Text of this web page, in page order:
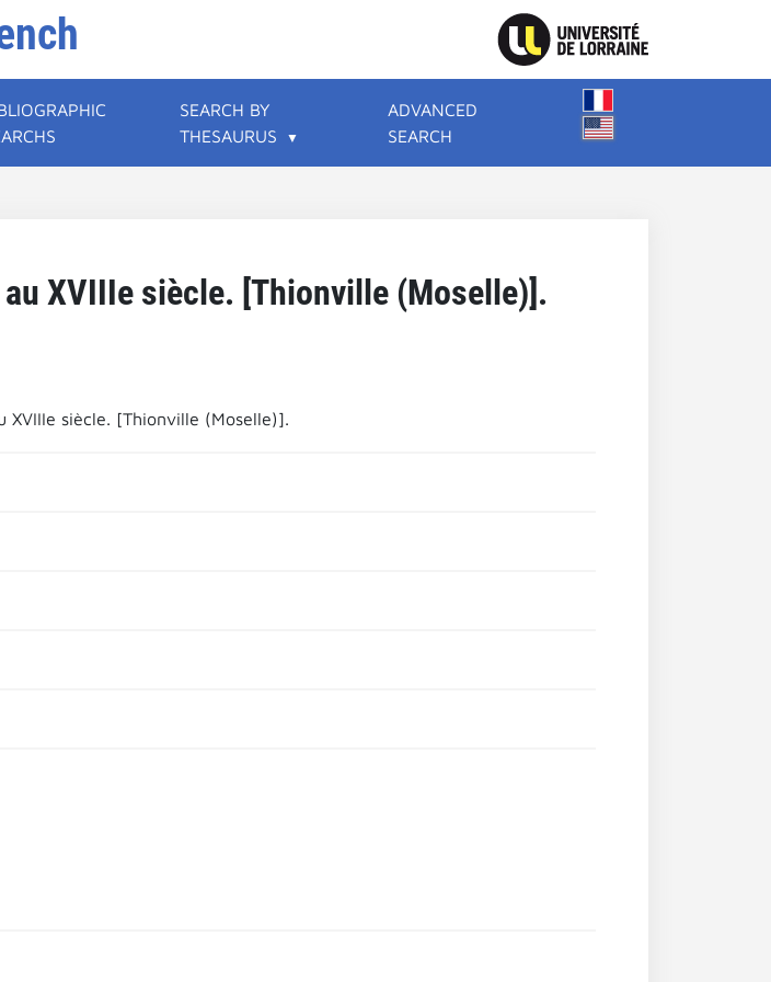
SEARCH BY
THESAURUS
ADVANCED
SEARCH
XVIIIe siècle. [Thionville (Moselle)].
siècle. [Thionville (Moselle)].